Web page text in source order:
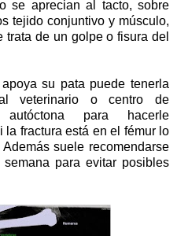
se aprecian al tacto, sobre
tejido conjuntivo y músculo,
de un golpe o fisura del
su pata puede tenerla
veterinario o centro de
para hacerle
la fractura está en el fémur lo
suele recomendarse
para evitar posibles